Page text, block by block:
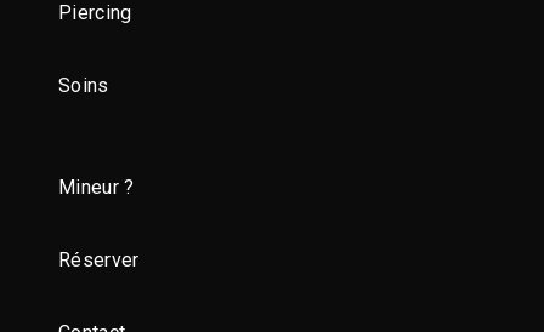
Piercing
Soins
Mineur ?
Réserver